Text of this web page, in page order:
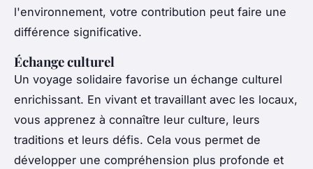
l'environnement, votre contribution peut faire une
différence significative.
Échange culturel
Un voyage solidaire favorise un échange culturel
enrichissant. En vivant et travaillant avec les locaux,
vous apprenez à connaître leur culture, leurs
traditions et leurs défis. Cela vous permet de
développer une compréhension plus profonde et